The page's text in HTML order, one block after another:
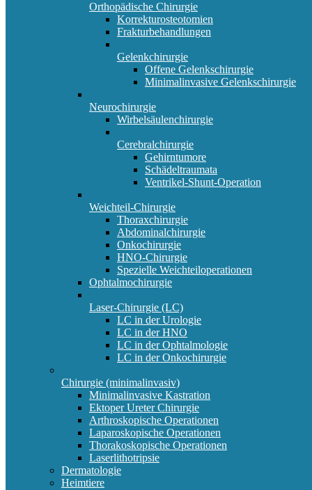
Orthopädische Chirurgie
Korrekturosteotomien
Frakturbehandlungen
Gelenkchirurgie
Offene Gelenkschirurgie
Minimalinvasive Gelenkschirurgie
Neurochirurgie
Wirbelsäulenchirurgie
Cerebralchirurgie
Gehirntumore
Schädeltraumata
Ventrikel-Shunt-Operation
Weichteil-Chirurgie
Thoraxchirurgie
Abdominalchirurgie
Onkochirurgie
HNO-Chirurgie
Spezielle Weichteiloperationen
Ophtalmochirurgie
Laser-Chirurgie (LC)
LC in der Urologie
LC in der HNO
LC in der Ophtalmologie
LC in der Onkochirurgie
Chirurgie (minimalinvasiv)
Minimalinvasive Kastration
Ektoper Ureter Chirurgie
Arthroskopische Operationen
Laparoskopische Operationen
Thorakoskopische Operationen
Laserlithotripsie
Dermatologie
Heimtiere